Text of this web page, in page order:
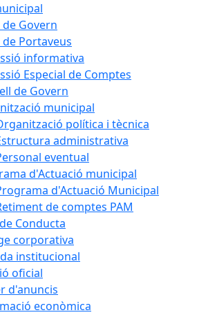
de Govern
de Portaveus
informativa
Especial de Comptes
de Govern
municipal
política i tècnica
administrativa
eventual
d'Actuació municipal
d'Actuació Municipal
de comptes PAM
Conducta
corporativa
institucional
oficial
d'anuncis
econòmica